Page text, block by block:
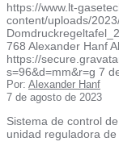
https://www.lt-
content/uploads/
768 Alexander Hanf
https://
s=96&d=mm&r=g 7
Por: Alexander Hanf
7 de agosto de 2023
Sistema de control
unidad reguladora de